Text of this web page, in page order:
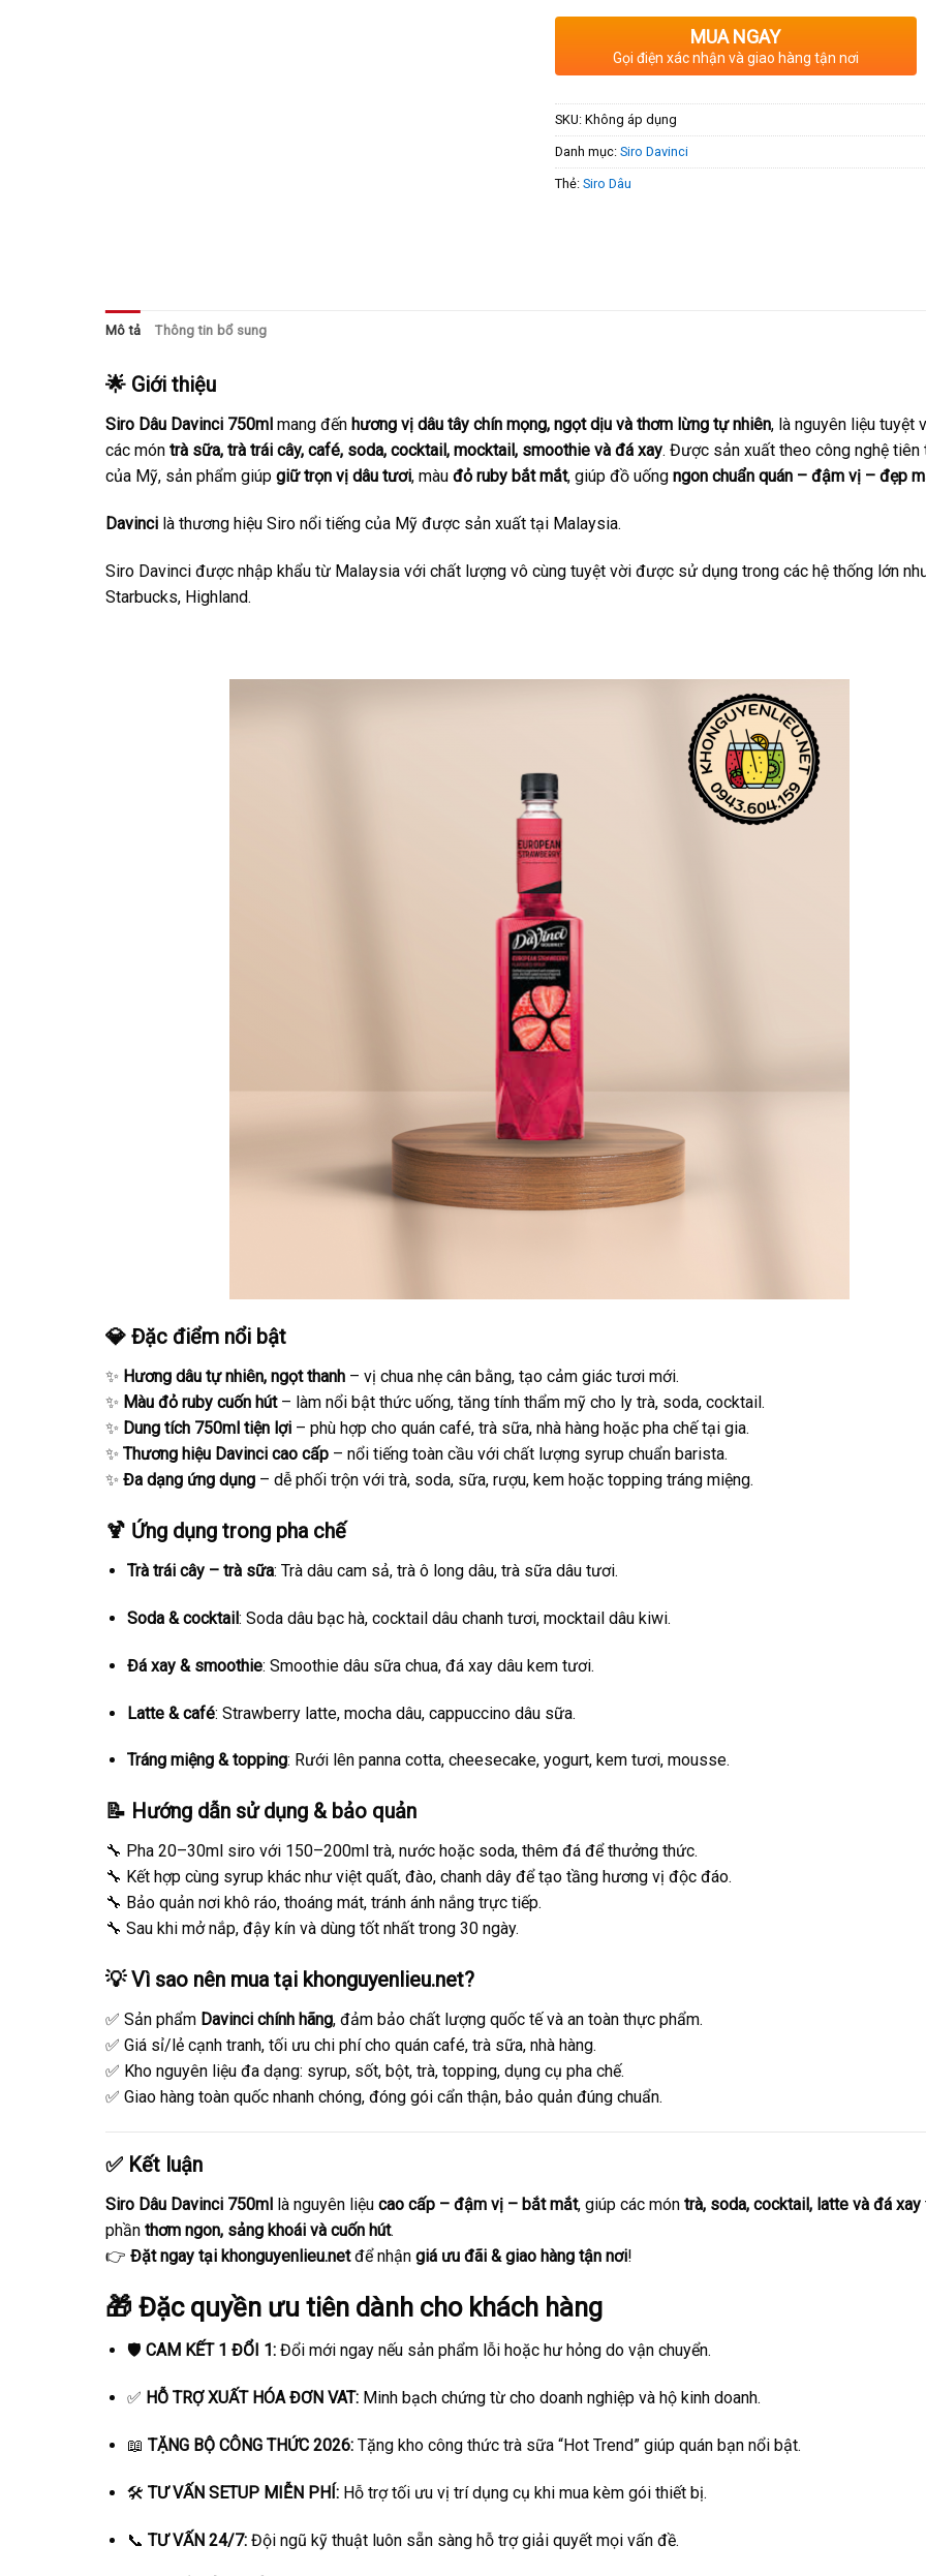
MUA NGAY
Gọi điện xác nhận và giao hàng tận nơi
SKU: Không áp dụng
Danh mục: Siro Davinci
Thẻ: Siro Dâu
Mô tả Thông tin bổ sung
🌟 Giới thiệu
Siro Dâu Davinci 750ml mang đến hương vị dâu tây chín mọng, ngọt dịu và thơm lừng tự nhiên, là nguyên liệu tuyệt
các món trà sữa, trà trái cây, café, soda, cocktail, mocktail, smoothie và đá xay. Được sản xuất theo công nghệ tiên
của Mỹ, sản phẩm giúp giữ trọn vị dâu tươi, màu đỏ ruby bắt mắt, giúp đồ uống ngon chuẩn quán – đậm vị – đẹp
Davinci là thương hiệu Siro nổi tiếng của Mỹ được sản xuất tại Malaysia.
Siro Davinci được nhập khẩu từ Malaysia với chất lượng vô cùng tuyệt vời được sử dụng trong các hệ thống lớn
Starbucks, Highland.
💎 Đặc điểm nổi bật
✨ Hương dâu tự nhiên, ngọt thanh – vị chua nhẹ cân bằng, tạo cảm giác tươi mới.
✨ Màu đỏ ruby cuốn hút– làm nổi bật thức uống, tăng tính thẩm mỹ cho ly trà, soda, cocktail.
✨ Dung tích 750ml tiện lợi – phù hợp cho quán café, trà sữa, nhà hàng hoặc pha chế tại gia.
✨ Thương hiệu Davinci cao cấp – nổi tiếng toàn cầu với chất lượng syrup chuẩn barista.
✨ Đa dạng ứng dụng – dễ phối trộn với trà, soda, sữa, rượu, kem hoặc topping tráng miệng.
🍹 Ứng dụng trong pha chế
Trà trái cây – trà sữa: Trà dâu cam sả, trà ô long dâu, trà sữa dâu tươi.
Soda & cocktail: Soda dâu bạc hà, cocktail dâu chanh tươi, mocktail dâu kiwi.
Đá xay & smoothie: Smoothie dâu sữa chua, đá xay dâu kem tươi.
Latte & café: Strawberry latte, mocha dâu, cappuccino dâu sữa.
Tráng miệng & topping: Rưới lên panna cotta, cheesecake, yogurt, kem tươi, mousse.
📝 Hướng dẫn sử dụng & bảo quản
🔧 Pha 20–30ml siro với 150–200ml trà, nước hoặc soda, thêm đá để thưởng thức.
🔧 Kết hợp cùng syrup khác như việt quất, đào, chanh dây để tạo tầng hương vị độc đáo.
🔧 Bảo quản nơi khô ráo, thoáng mát, tránh ánh nắng trực tiếp.
🔧 Sau khi mở nắp, đậy kín và dùng tốt nhất trong 30 ngày.
💡 Vì sao nên mua tại khonguyenlieu.net?
✅ Sản phẩm Davinci chính hãng, đảm bảo chất lượng quốc tế và an toàn thực phẩm.
✅ Giá sỉ/lẻ cạnh tranh, tối ưu chi phí cho quán café, trà sữa, nhà hàng.
✅ Kho nguyên liệu đa dạng: syrup, sốt, bột, trà, topping, dụng cụ pha chế.
✅ Giao hàng toàn quốc nhanh chóng, đóng gói cẩn thận, bảo quản đúng chuẩn.
✅ Kết luận
Siro Dâu Davinci 750ml là nguyên liệu cao cấp – đậm vị – bắt mắt, giúp các món trà, soda, cocktail, latte và đá xay
phần thơm ngon, sảng khoái và cuốn hút.
👉 Đặt ngay tại khonguyenlieu.netđể nhận giá ưu đãi & giao hàng tận nơi!
🎁 Đặc quyền ưu tiên dành cho khách hàng
🛡️ CAM KẾT 1 ĐỔI 1:Đổi mới ngay nếu sản phẩm lỗi hoặc hư hỏng do vận chuyển.
✅ HỖ TRỢ XUẤT HÓA ĐƠN VAT:Minh bạch chứng từ cho doanh nghiệp và hộ kinh doanh.
📖 TẶNG BỘ CÔNG THỨC 2026:Tặng kho công thức trà sữa “Hot Trend” giúp quán bạn nổi bật.
🛠️ TƯ VẤN SETUP MIỄN PHÍ:Hỗ trợ tối ưu vị trí dụng cụ khi mua kèm gói thiết bị.
📞 TƯ VẤN 24/7:Đội ngũ kỹ thuật luôn sẵn sàng hỗ trợ giải quyết mọi vấn đề.